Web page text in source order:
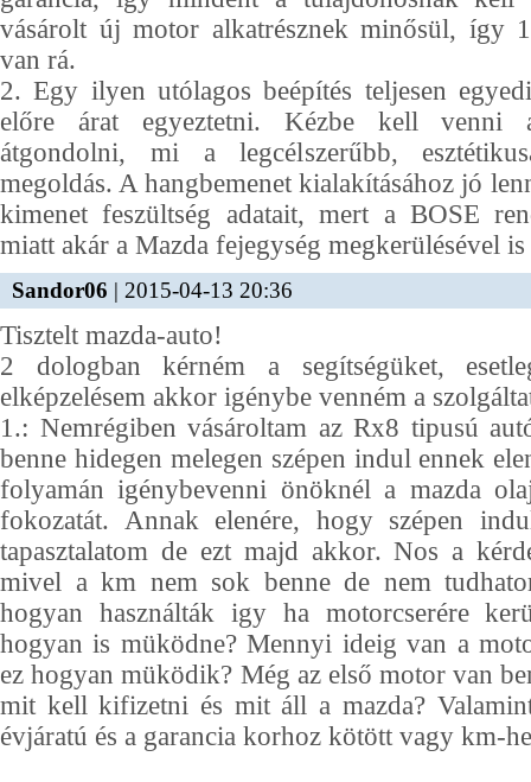
vásárolt új motor alkatrésznek minősül, így
van rá.
2. Egy ilyen utólagos beépítés teljesen
előre árat egyeztetni. Kézbe kell venni
átgondolni, mi a legcélszerűbb,
megoldás. A hangbemenet kialakításához jó
kimenet feszültség adatait, mert a BOSE
miatt akár a Mazda fejegység megkerülésével
Sandor06 | 2015-04-13 20:36
Tisztelt mazda-auto!
2 dologban kérném a segítségüket,
elképzelésem akkor igénybe venném a
1.: Nemrégiben vásároltam az Rx8 tipusú
benne hidegen melegen szépen indul ennek
folyamán igénybevenni önöknél a mazda
fokozatát. Annak elenére, hogy szépen
tapasztalatom de ezt majd akkor. Nos a
mivel a km nem sok benne de nem
hogyan használták igy ha motorcserére
hogyan is müködne? Mennyi ideig van a
ez hogyan müködik? Még az első motor van
mit kell kifizetni és mit áll a mazda?
évjáratú és a garancia korhoz kötött vagy km-